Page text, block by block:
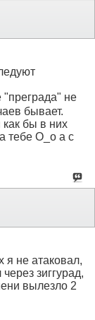
не
бывает.
бы в них
тебе О_о а с
я не атаковал,
зиггурад,
вылезло 2